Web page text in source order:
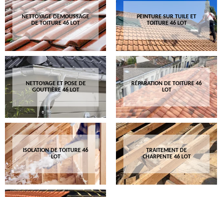
NETTOYAGE DEMOUSSAGE
DE TOITURE 46 LOT
PEINTURE SUR TUILE ET
TOITURE 46 LOT
NETTOYAGE ET POSE DE
GOUTTIÈRE 46 LOT
RÉPARATION DE TOITURE 46
LOT
ISOLATION DE TOITURE 46
LOT
TRAITEMENT DE
CHARPENTE 46 LOT